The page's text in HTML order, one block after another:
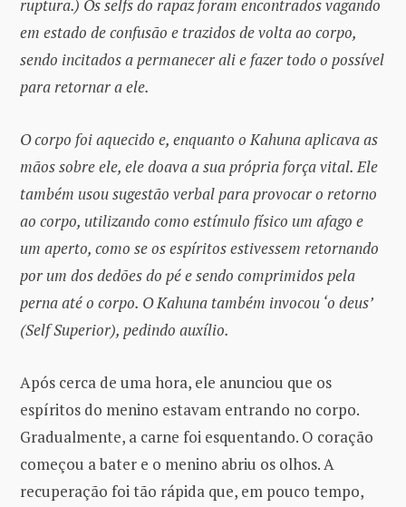
ruptura.) Os selfs do rapaz foram encontrados vagando
em estado de confusão e trazidos de volta ao corpo,
sendo incitados a permanecer ali e fazer todo o possível
para retornar a ele.
O corpo foi aquecido e, enquanto o Kahuna aplicava as
mãos sobre ele, ele doava a sua própria força vital. Ele
também usou sugestão verbal para provocar o retorno
ao corpo, utilizando como estímulo físico um afago e
um aperto, como se os espíritos estivessem retornando
por um dos dedões do pé e sendo comprimidos pela
perna até o corpo. O Kahuna também invocou ‘o deus’
(Self Superior), pedindo auxílio.
Após cerca de uma hora, ele anunciou que os
espíritos do menino estavam entrando no corpo.
Gradualmente, a carne foi esquentando. O coração
começou a bater e o menino abriu os olhos. A
recuperação foi tão rápida que, em pouco tempo,